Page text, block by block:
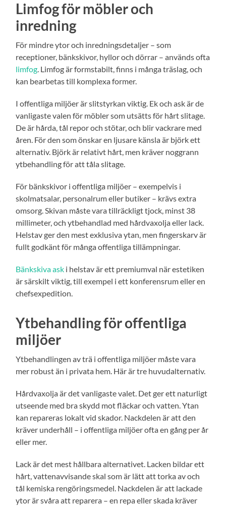
Limfog för möbler och
inredning
För mindre ytor och inredningsdetaljer – som
receptioner, bänkskivor, hyllor och dörrar – används ofta
limfog. Limfog är formstabilt, finns i många träslag, och
kan bearbetas till komplexa former.
I offentliga miljöer är slitstyrkan viktig. Ek och ask är de
vanligaste valen för möbler som utsätts för hårt slitage.
De är hårda, tål repor och stötar, och blir vackrare med
åren. För den som önskar en ljusare känsla är björk ett
alternativ. Björk är relativt hårt, men kräver noggrann
ytbehandling för att tåla slitage.
För bänkskivor i offentliga miljöer – exempelvis i
skolmatsalar, personalrum eller butiker – krävs extra
omsorg. Skivan måste vara tillräckligt tjock, minst 38
millimeter, och ytbehandlad med hårdvaxolja eller lack.
Helstav ger den mest exklusiva ytan, men fingerskarv är
fullt godkänt för många offentliga tillämpningar.
Bänkskiva ask i helstav är ett premiumval när estetiken
är särskilt viktig, till exempel i ett konferensrum eller en
chefsexpedition.
Ytbehandling för offentliga
miljöer
Ytbehandlingen av trä i offentliga miljöer måste vara
mer robust än i privata hem. Här är tre huvudalternativ.
Hårdvaxolja är det vanligaste valet. Det ger ett naturligt
utseende med bra skydd mot fläckar och vatten. Ytan
kan repareras lokalt vid skador. Nackdelen är att den
kräver underhåll – i offentliga miljöer ofta en gång per år
eller mer.
Lack är det mest hållbara alternativet. Lacken bildar ett
hårt, vattenavvisande skal som är lätt att torka av och
tål kemiska rengöringsmedel. Nackdelen är att lackade
ytor är svåra att reparera – en repa eller skada kräver